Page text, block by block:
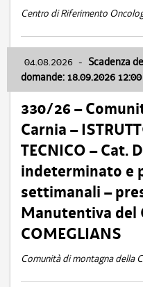
Centro di Riferimento
04.08.2026 - Scadenza
domande: 18.09.2026 12:00
330/26 –
Carnia –
TECNICO – Cat.
indeterminato e
settimanali –
Manutentiva del
COMEGLIANS
Comunità di montagna della